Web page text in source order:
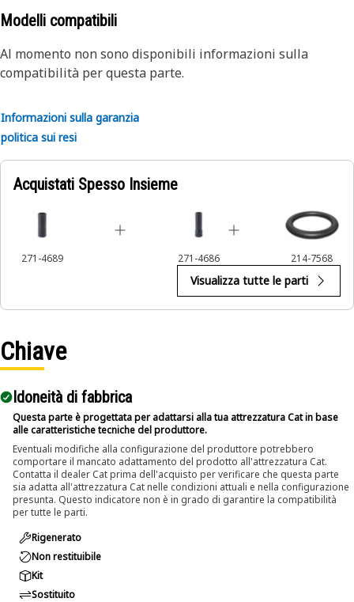
Attributes:
• Manufactured to precise specifications and are built for
durability and reliability
• Helps to prevent damage to the fastener or the
surrounding component
Applications:
An Impact Sockets are used to be compatible with a variety
of power tool drives, including square drive, hex drive, and
other common socket drive systems, and improve safety
Modelli compatibili
Al momento non sono disponibili informazioni sulla
compatibilità per questa parte.
Informazioni sulla garanzia
politica sui resi
Acquistati Spesso Insieme
271-4689 271-4686 214-7568
Visualizza tutte le parti
Chiave
Idoneità di fabbrica
Questa parte è progettata per adattarsi alla tua attrezzatura Cat in base
alle caratteristiche tecniche del produttore.
Eventuali modifiche alla configurazione del produttore potrebbero
comportare il mancato adattamento del prodotto all'attrezzatura Cat.
Contatta il dealer Cat prima dell'acquisto per verificare che questa parte
sia adatta all'attrezzatura Cat nelle condizioni attuali e nella configurazione
presunta. Questo indicatore non è in grado di garantire la compatibilità
per tutte le parti.
Rigenerato
Non restituibile
Kit
Sostituito